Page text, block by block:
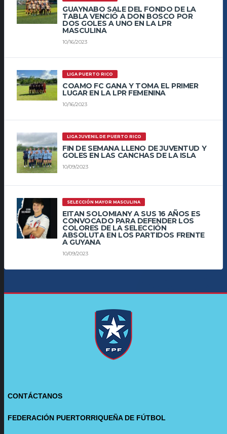
GUAYNABO SALE DEL FONDO DE LA
TABLA VENCIÓ A DON BOSCO POR
DOS GOLES A UNO EN LA LPR
MASCULINA
10/16/2023
LIGA PUERTO RICO
COAMO FC GANA Y TOMA EL PRIMER
LUGAR EN LA LPR FEMENINA
10/16/2023
LIGA JUVENIL DE PUERTO RICO
FIN DE SEMANA LLENO DE JUVENTUD Y
GOLES EN LAS CANCHAS DE LA ISLA
10/09/2023
SELECCIÓN MAYOR MASCULINA
EITAN SOLOMIANY A SUS 16 AÑOS ES
CONVOCADO PARA DEFENDER LOS
COLORES DE LA SELECCIÓN
ABSOLUTA EN LOS PARTIDOS FRENTE
A GUYANA
10/09/2023
CONTÁCTANOS
FEDERACIÓN PUERTORRIQUEÑA DE FÚTBOL